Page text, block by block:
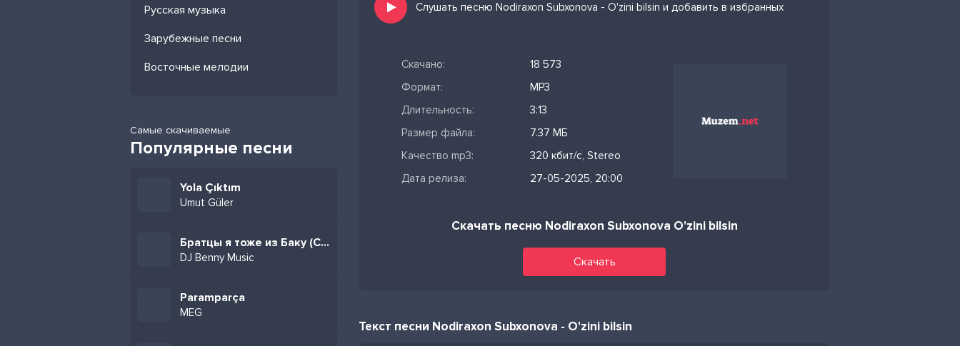
Русская музыка
Зарубежные песни
Восточные мелодии
Самые скачиваемые
Популярные песни
Yola Çıktım
Umut Güler
Братцы я тоже из Баку (Cover)
DJ Benny Music
Paramparça
MEG
Слушать песню Nodiraxon Subxonova - O'zini bilsin и добавить в избранных
Скачано:
18 573
Формат:
MP3
Длительность:
3:13
Размер файла:
7.37 МБ
Качество mp3:
320 кбит/с, Stereo
Дата релиза:
27-05-2025, 20:00
Скачать песню Nodiraxon Subxonova O'zini bilsin
Скачать
Текст песни Nodiraxon Subxonova - O'zini bilsin